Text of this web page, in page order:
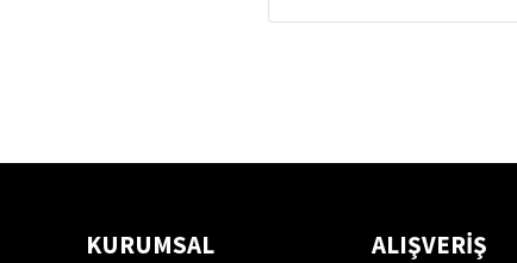
KURUMSAL ALIŞVERİŞ